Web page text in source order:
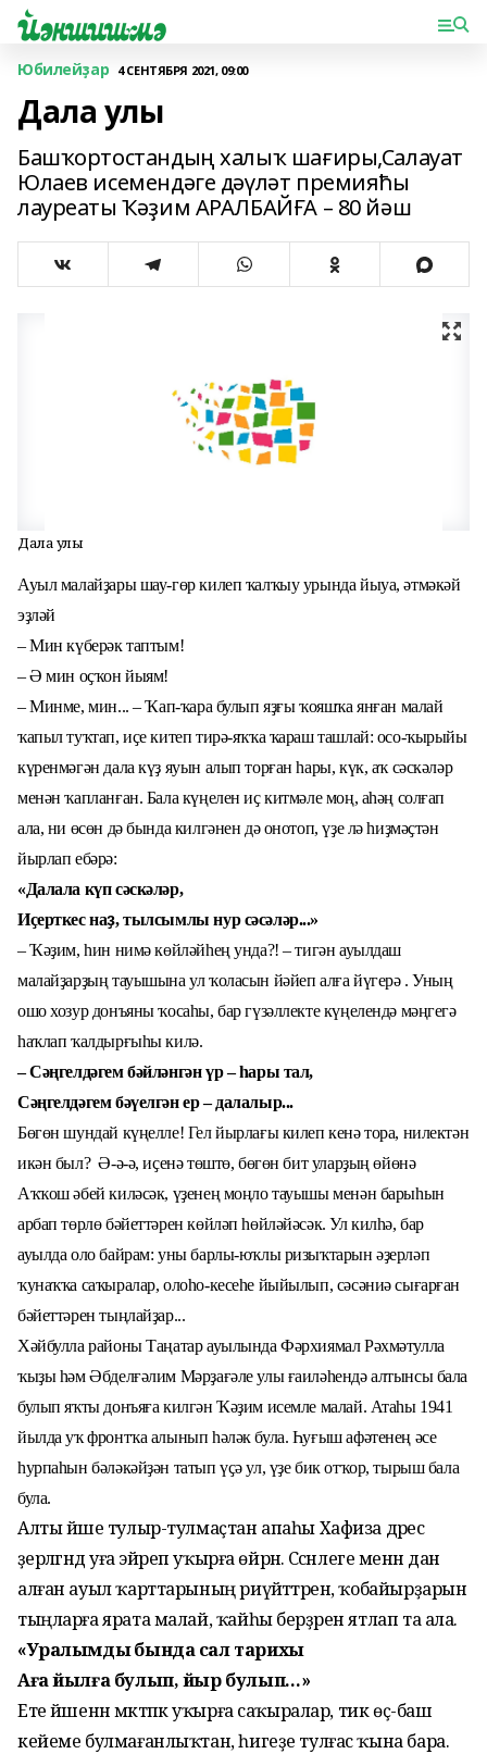
Юбилейҙар 4 СЕНТЯБРЯ 2021, 09:00
Дала улы
Башҡортостандың халыҡ шағиры,Салауат
Юлаев исемендәге дәүләт премияћы
лауреаты Ҡәҙим АРАЛБАЙҒА – 80 йәш
Дала улы
Ауыл малайҙары шау-гөр килеп ҡалҡыу урында йыуа, әтмәкәй
эҙләй
– Мин күберәк таптым!
– Ә мин оҫҡон йыям!
– Минме, мин... – Ҡап-ҡара булып яҙғы ҡояшҡа янған малай
ҡапыл туҡтап, иҫе китеп тирә-яҡҡа ҡараш ташлай: осо-ҡырыйы
күренмәгән дала күҙ яуын алып торған һары, күк, аҡ сәскәләр
менән ҡапланған. Бала күңелен иҫ китмәле моң, аһәң солғап
ала, ни өсөн дә бында килгәнен дә онотоп, үҙе лә һиҙмәҫтән
йырлап ебәрә:
«Далала күп сәскәләр,
Иҫерткес наҙ, тылсымлы нур сәсәләр...»
– Ҡәҙим, һин нимә көйләйһең унда?! – тигән ауылдаш
малайҙарҙың тауышына ул ҡоласын йәйеп алға йүгерә . Уның
ошо хозур донъяны ҡосаһы, бар гүзәллекте күңелендә мәңгегә
һаҡлап ҡалдырғыһы килә.
– Сәңгелдәгем бәйләнгән үр – һары тал,
Сәңгелдәгем бәүелгән ер – далалыр...
Бөгөн шундай күңелле! Гел йырлағы килеп кенә тора, нилектән
икән был? Ә-ә-ә, иҫенә төштө, бөгөн бит уларҙың өйөнә
Аҡҡош әбей киләсәк, үҙенең моңло тауышы менән барыһын
арбап төрлө бәйеттәрен көйләп һөйләйәсәк. Ул килһә, бар
ауылда оло байрам: уны барлы-юҡлы ризыҡтарын әҙерләп
ҡунаҡҡа саҡыралар, олоһо-кесеһе йыйылып, сәсәниә сығарған
бәйеттәрен тыңлайҙар...
Хәйбулла районы Таңатар ауылында Фәрхиямал Рәхмәтулла
ҡыҙы һәм Әбделғәлим Мәрҙағәле улы ғаиләһендә алтынсы бала
булып яҡты донъяға килгән Ҡәҙим исемле малай. Атаһы 1941
йылда уҡ фронтҡа алынып һәләк була. Һуғыш афәтенең әсе
һурпаһын бәләкәйҙән татып үҫә ул, үҙе бик отҡор, тырыш бала
була.
Алты йәше тулыр-тулмаҫтан апаһы Хафиза дәрес
әҙерләгәндә уға эйәреп уҡырға өйрәнә. Сәсәнлеге менән дан
алған ауыл ҡарттарының риүәйәттәрен, ҡобайыр­ҙарын
тыңларға ярата малай, ҡайһы берҙәрен ятлап та ала.
«Уралымдың бында сал тарихы
Аға йылға булып, йыр булып…»
Ете йәшенән мәктәпкә уҡырға саҡыралар, тик өҫ-баш
кейеме булмағанлыҡтан, һигеҙе тулғас ҡына бара.